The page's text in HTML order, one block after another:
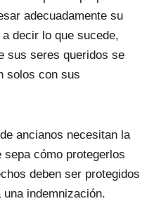
adecuadamente su
decir lo que sucede,
sus seres queridos se
solos con sus
ancianos necesitan la
sepa cómo protegerlos
deben ser protegidos
indemnización.